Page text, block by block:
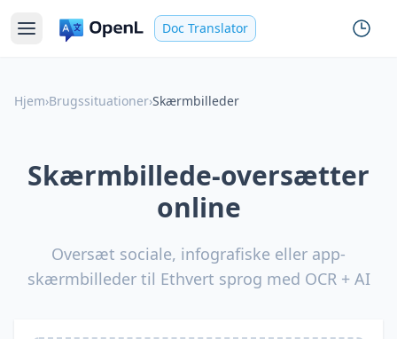
Doc Translator
Hjem›Brugssituationer›Skærmbilleder
Skærmbillede-oversætter
online
Oversæt sociale, infografiske eller app-
skærmbilleder til Ethvert sprog med OCR + AI